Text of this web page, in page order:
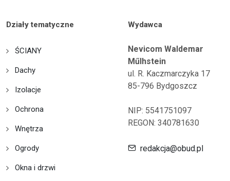
Działy tematyczne
ŚCIANY
Dachy
Izolacje
Ochrona
Wnętrza
Ogrody
Okna i drzwi
Wydawca
Nevicom Waldemar
Műlhstein
ul. R. Kaczmarczyka 17
85-796 Bydgoszcz
NIP: 5541751097
REGON: 340781630
redakcja@obud.pl